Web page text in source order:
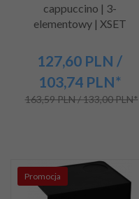
cappuccino | 3-
elementowy | XSET
127,60 PLN /
103,74 PLN*
163,59 PLN / 133,00 PLN*
Promocja